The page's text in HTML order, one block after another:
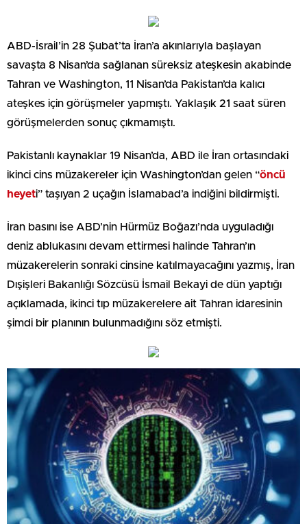
ABD-İsrail’in 28 Şubat’ta İran’a akınlarıyla başlayan
savaşta 8 Nisan’da sağlanan süreksiz ateşkesin akabinde
Tahran ve Washington, 11 Nisan’da Pakistan’da kalıcı
ateşkes için görüşmeler yapmıştı. Yaklaşık 21 saat süren
görüşmelerden sonuç çıkmamıştı.
Pakistanlı kaynaklar 19 Nisan’da, ABD ile İran ortasındaki
ikinci cins müzakereler için Washington’dan gelen “öncü
heyeti” taşıyan 2 uçağın İslamabad’a indiğini bildirmişti.
İran basını ise ABD’nin Hürmüz Boğazı’nda uyguladığı
deniz ablukasını devam ettirmesi halinde Tahran’ın
müzakerelerin sonraki cinsine katılmayacağını yazmış, İran
Dışişleri Bakanlığı Sözcüsü İsmail Bekayi de dün yaptığı
açıklamada, ikinci tıp müzakerelere ait Tahran idaresinin
şimdi bir planının bulunmadığını söz etmişti.